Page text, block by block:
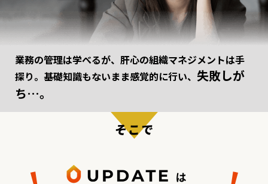
業務の管理は学べるが、肝心の組織マネジメントは手
探り。 基礎知識もないまま感覚的に行い、 失敗しが
ち…。